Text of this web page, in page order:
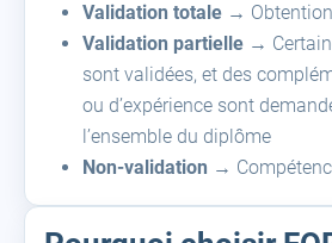
Validation totale →
Validation partielle →
sont validées, et des
ou d’expérience sont
l’ensemble du diplôme
Non-validation →